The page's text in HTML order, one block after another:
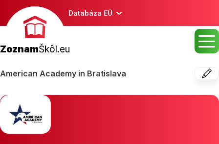
Databáza EÚ
ZoznamŠkôl.eu
American Academy in Bratislava